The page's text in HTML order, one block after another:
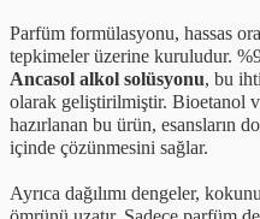
Parfüm formülasyonu, hassas
tepkimeler üzerine kuruludur.
Ancasol alkol solüsyonu, bu
olarak geliştirilmiştir. Bioetanol
hazırlanan bu ürün, esansların
içinde çözünmesini sağlar.
Ayrıca dağılımı dengeler,